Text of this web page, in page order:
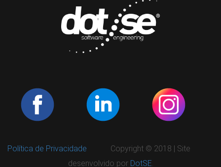
Política de Privacidade
Copyright © 2018 | Site
desenvolvido por DotSE